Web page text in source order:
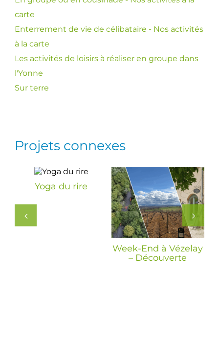
carte
Enterrement de vie de célibataire - Nos activités
à la carte
Les activités de loisirs à réaliser en groupe dans
l'Yonne
Sur terre
Projets connexes
Yoga du rire
Week-End à Vézelay
– Découverte